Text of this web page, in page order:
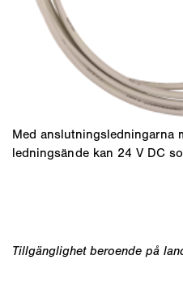
Med anslutningsledningarna
ledningsände kan 24 V DC